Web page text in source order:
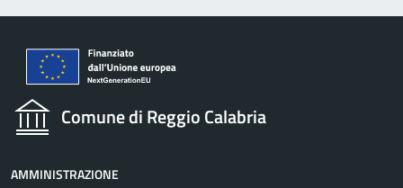
Comune di Reggio Calabria
AMMINISTRAZIONE